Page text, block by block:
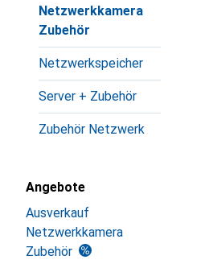
Netzwerkkamera
Zubehör
Netzwerkspeicher
Server + Zubehör
Zubehör Netzwerk
Angebote
Ausverkauf
Netzwerkkamera
Zubehör